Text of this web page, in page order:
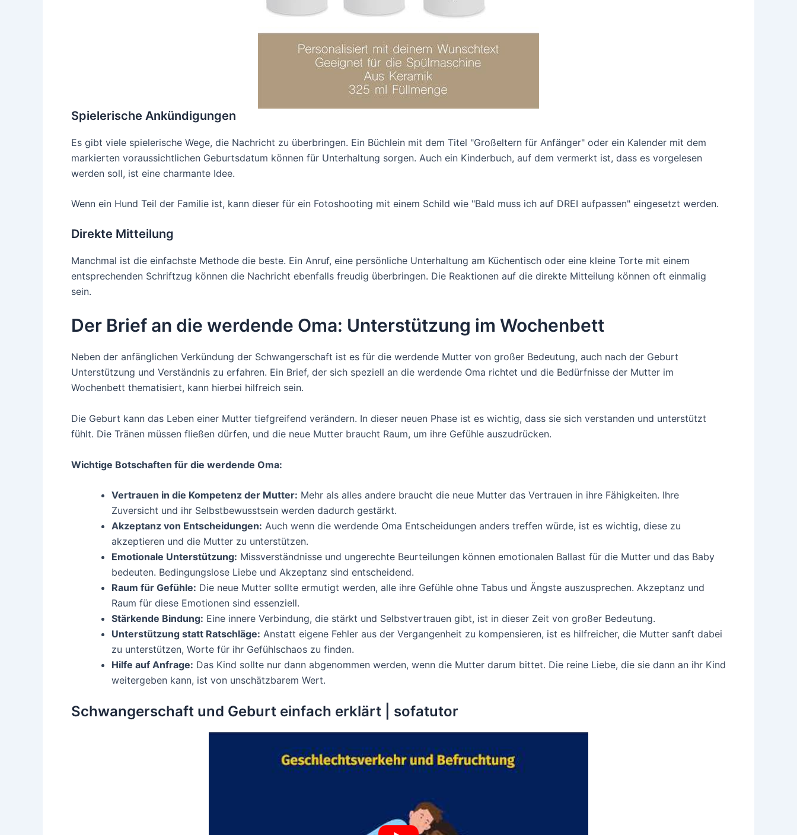
Spielerische Ankündigungen
Es gibt viele spielerische Wege, die Nachricht zu überbringen. Ein Büchlein mit dem Titel "Großeltern für Anfänger" oder ein Kalender mit dem
markierten voraussichtlichen Geburtsdatum können für Unterhaltung sorgen. Auch ein Kinderbuch, auf dem vermerkt ist, dass es vorgelesen
werden soll, ist eine charmante Idee.
Wenn ein Hund Teil der Familie ist, kann dieser für ein Fotoshooting mit einem Schild wie "Bald muss ich auf DREI aufpassen" eingesetzt werden.
Direkte Mitteilung
Manchmal ist die einfachste Methode die beste. Ein Anruf, eine persönliche Unterhaltung am Küchentisch oder eine kleine Torte mit einem
entsprechenden Schriftzug können die Nachricht ebenfalls freudig überbringen. Die Reaktionen auf die direkte Mitteilung können oft einmalig
sein.
Der Brief an die werdende Oma: Unterstützung im Wochenbett
Neben der anfänglichen Verkündung der Schwangerschaft ist es für die werdende Mutter von großer Bedeutung, auch nach der Geburt
Unterstützung und Verständnis zu erfahren. Ein Brief, der sich speziell an die werdende Oma richtet und die Bedürfnisse der Mutter im
Wochenbett thematisiert, kann hierbei hilfreich sein.
Die Geburt kann das Leben einer Mutter tiefgreifend verändern. In dieser neuen Phase ist es wichtig, dass sie sich verstanden und unterstützt
fühlt. Die Tränen müssen fließen dürfen, und die neue Mutter braucht Raum, um ihre Gefühle auszudrücken.
Wichtige Botschaften für die werdende Oma:
Vertrauen in die Kompetenz der Mutter: Mehr als alles andere braucht die neue Mutter das Vertrauen in ihre Fähigkeiten. Ihre
Zuversicht und ihr Selbstbewusstsein werden dadurch gestärkt.
Akzeptanz von Entscheidungen: Auch wenn die werdende Oma Entscheidungen anders treffen würde, ist es wichtig, diese zu
akzeptieren und die Mutter zu unterstützen.
Emotionale Unterstützung: Missverständnisse und ungerechte Beurteilungen können emotionalen Ballast für die Mutter und das Baby
bedeuten. Bedingungslose Liebe und Akzeptanz sind entscheidend.
Raum für Gefühle: Die neue Mutter sollte ermutigt werden, alle ihre Gefühle ohne Tabus und Ängste auszusprechen. Akzeptanz und
Raum für diese Emotionen sind essenziell.
Stärkende Bindung: Eine innere Verbindung, die stärkt und Selbstvertrauen gibt, ist in dieser Zeit von großer Bedeutung.
Unterstützung statt Ratschläge: Anstatt eigene Fehler aus der Vergangenheit zu kompensieren, ist es hilfreicher, die Mutter sanft dabei
zu unterstützen, Worte für ihr Gefühlschaos zu finden.
Hilfe auf Anfrage: Das Kind sollte nur dann abgenommen werden, wenn die Mutter darum bittet. Die reine Liebe, die sie dann an ihr Kind
weitergeben kann, ist von unschätzbarem Wert.
Schwangerschaft und Geburt einfach erklärt | sofatutor